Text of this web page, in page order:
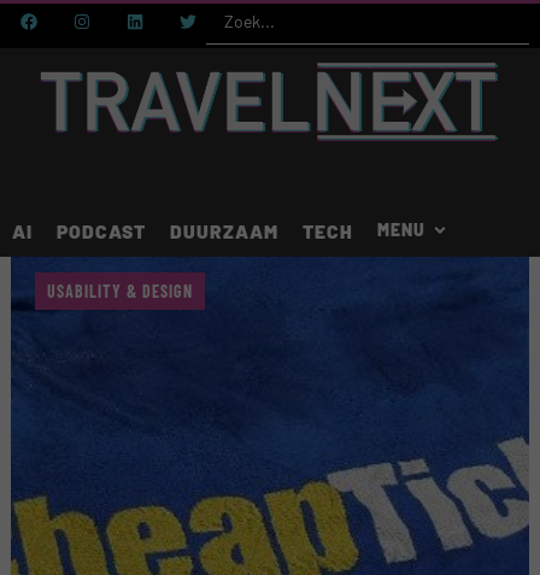
AI PODCAST DUURZAAM TECH
USABILITY & DESIGN